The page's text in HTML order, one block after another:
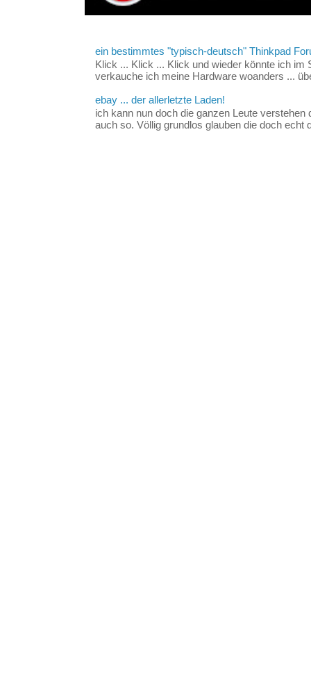
ein bestimmtes "typisch-deutsch" Thinkpad
Klick ... Klick ... Klick und wieder könnte ich im
verkauche ich meine Hardware woanders ...
ebay ... der allerletzte Laden!
ich kann nun doch die ganzen Leute
auch so. Völlig grundlos glauben die doch echt